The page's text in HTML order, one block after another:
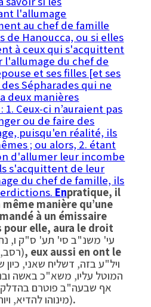
l'allumage
au chef de famille
de Hanoucca, ou si elles
à ceux qui s'acquittent
du chef de
et ses filles [et ses
Sépharades qui ne
deux manières
1. Ceux-ci n’auraient pas
ou de faire des
puisqu'en réalité, ils
; ou alors, 2. étant
d'allumer leur incombe
s'acquittent de leur
du chef de famille, ils
Enpratique, il
manière qu’une
à un émissaire
pour elle, aura le droit
רסב, נהר שלום סי' קסז ס"ק ד), eux aussi en ont le
המוטל עליו, משא"כ באשה
אף שבעה"ב פוטרם
מינוהו להדיא, ויותר להם רק ע"י מינוי שומר).